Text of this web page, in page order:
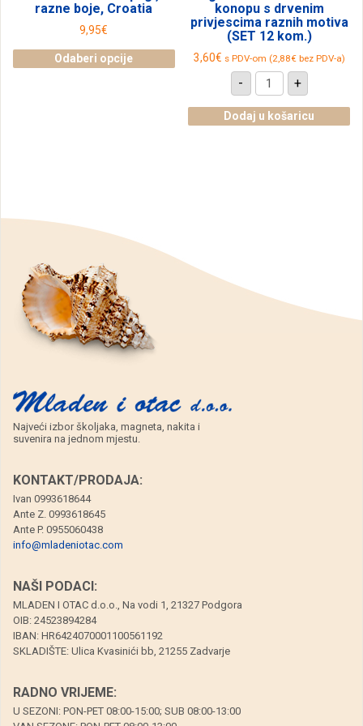
razne boje, Croatia
9,95€
Odaberi opcije
odabrati
stranici
proizvoda
konopu s drvenim
privjescima raznih motiva
(SET 12 kom.)
3,60€ s PDV-om (2,88€bez PDV-a)
-
Ogrlice
na
konopu
s
+
Dodaj u košaricu
Najveći izbor školjaka, magneta, nakita i
suvenira na jednom mjestu.
KONTAKT/PRODAJA:
Ivan 0993618644
Ante Z. 0993618645
Ante P. 0955060438
info@mladeniotac.com
NAŠI PODACI:
MLADEN I OTAC d.o.o., Na vodi 1, 21327 Podgora
OIB: 24523894284
IBAN: HR6424070001100561192
SKLADIŠTE: Ulica Kvasinići bb, 21255 Zadvarje
RADNO VRIJEME:
U SEZONI: PON-PET 08:00-15:00; SUB 08:00-13:00